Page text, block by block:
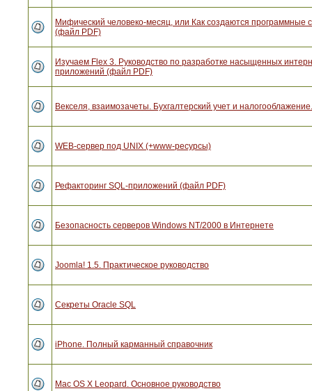
Мифический человеко-месяц, или Как создаются программные
(файл PDF)
Изучаем Flex 3. Руководство по разработке насыщенных
приложений (файл PDF)
Векселя, взаимозачеты. Бухгалтерский учет и
WEB-сервер под UNIX (+www-ресурсы)
Рефакторинг SQL-приложений (файл PDF)
Безопасность серверов Windows NT/2000 в Интернете
Joomla! 1.5. Практическое руководство
Секреты Oracle SQL
iPhone. Полный карманный справочник
Mac OS X Leopard. Основное руководство